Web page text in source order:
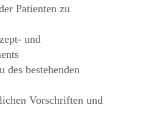
Patienten zu
und
des bestehenden
Vorschriften und